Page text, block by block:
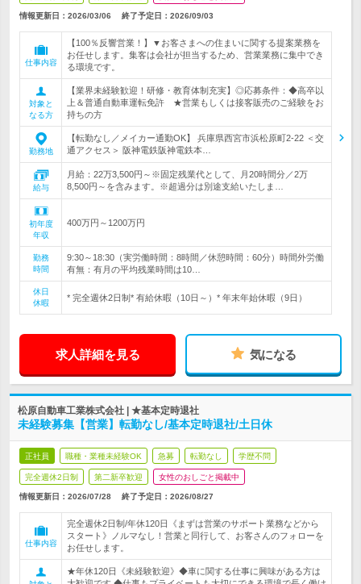
情報更新日：2026/03/06 終了予定日： 2026/09/03
仕事内容
【100％反響営業！】▼お客さまへの住まいに関する提案業務を
お任せします。集客は会社が担当するため、営業業務に集中でき
る環境です。
対象と
なる方
【業界未経験歓迎！研修・教育体制充実】◎応募条件：◆高卒以
上＆普通自動車運転免許 ★営業もしくは接客販売のご経験をお
持ちの方
勤務地
【転勤なし／メイカー通勤OK】 兵庫県西宮市浜松原町2-22 ＜交
通アクセス＞ 阪神電鉄阪神電鉄本…
給与
月給：22万3,500円～※固定残業代として、月20時間分／2万
8,500円～を含みます。※超過分は別途支給いたしま…
初年度
年収
400万円～1200万円
勤務
時間
9:30～18:30（実労働時間：8時間／休憩時間：60分）時間外労働
有無：有月の平均残業時間は10…
休日
休暇
* 完全週休2日制* 有給休暇（10日～）* 年末年始休暇（9日）
求人詳細を見る 気になる
松原自動車工業株式会社 | ★基本定時退社
未経験募集【営業】転勤なし/基本定時退社/土日休
正社員 職種・業種未経験OK 急募 転勤なし 学歴不問
完全週休2日制 第二新卒歓迎 女性のおしごと掲載中
情報更新日：2026/07/28 終了予定日： 2026/08/27
仕事内容
完全週休2日制/年休120日《まずは営業のサポート業務などから
スタート》ノルマなし！営業と同行して、お客さんのフォローを
お任せします。
★年休120日《未経験歓迎》◆車に関する仕事に興味がある方は